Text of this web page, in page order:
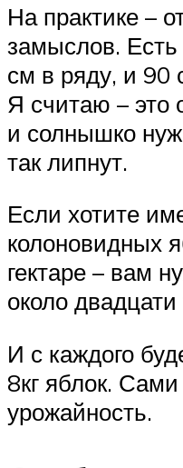
На практике –
замыслов.
см в ряду, и 90
Я считаю – это
и солнышко
так липнут.
Если хотите
колоновидных
гектаре – вам
около
И с каждого
8кг яблок.
урожайность.